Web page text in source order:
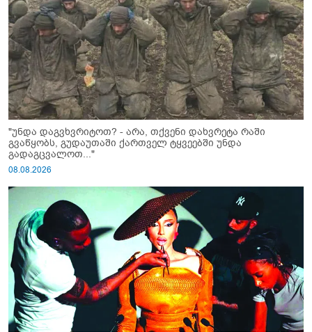
"უნდა დაგვხვრიტოთ? - არა, თქვენი დახვრეტა რაში
გვაწყობს, გუდაუთაში ქართველ ტყვეებში უნდა
გადაგცვალოთ..."
08.08.2026